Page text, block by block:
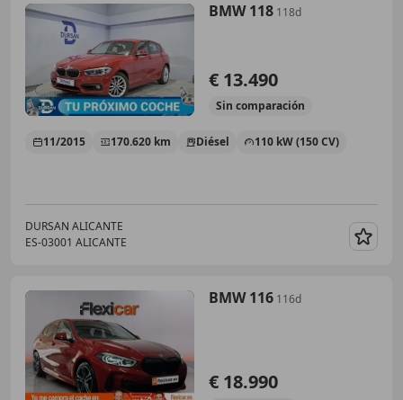
BMW 118 118d
€ 13.490
Sin comparación
11/2015 170.620 km Diésel 110 kW (150 CV)
DURSAN ALICANTE
ES-03001 ALICANTE
BMW 116 116d
€ 18.990